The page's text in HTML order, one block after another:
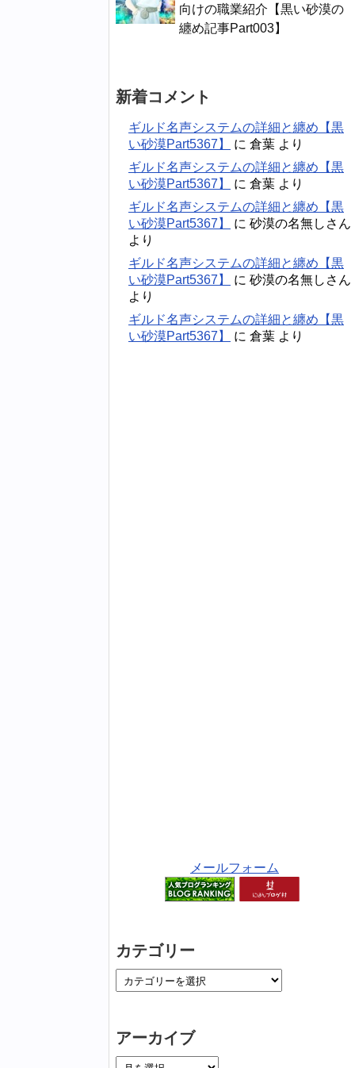
向けの職業紹介【黒い砂漠の
纏め記事Part003】
新着コメント
ギルド名声システムの詳細と纏め【黒
い砂漠Part5367】
に 倉葉 より
ギルド名声システムの詳細と纏め【黒
い砂漠Part5367】
に 倉葉 より
ギルド名声システムの詳細と纏め【黒
い砂漠Part5367】
に 砂漠の名無しさん
より
ギルド名声システムの詳細と纏め【黒
い砂漠Part5367】
に 砂漠の名無しさん
より
ギルド名声システムの詳細と纏め【黒
い砂漠Part5367】
に 倉葉 より
メールフォーム
カテゴリー
アーカイブ